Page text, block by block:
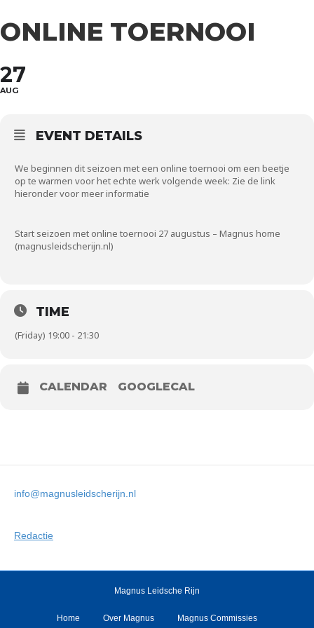
ONLINE TOERNOOI
27
AUG
EVENT DETAILS
We beginnen dit seizoen met een online toernooi om een beetje
op te warmen voor het echte werk volgende week: Zie de link
hieronder voor meer informatie
Start seizoen met online toernooi 27 augustus – Magnus home
(magnusleidscherijn.nl)
TIME
(Friday) 19:00 - 21:30
CALENDAR GOOGLECAL
info@magnusleidscherijn.nl
Redactie
Magnus Leidsche Rijn
Home Over Magnus Magnus Commissies